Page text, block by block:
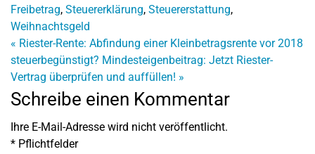
Freibetrag, Steuererklärung, Steuererstattung,
Weihnachtsgeld
« Riester-Rente: Abfindung einer Kleinbetragsrente vor 2018
steuerbegünstigt? Mindesteigenbeitrag: Jetzt Riester-
Vertrag überprüfen und auffüllen! »
Schreibe einen Kommentar
Ihre E-Mail-Adresse wird nicht veröffentlicht.
* Pflichtfelder